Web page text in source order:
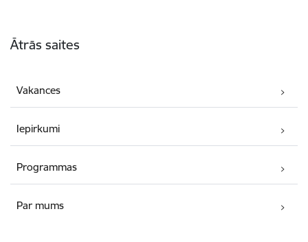
Ātrās saites
Vakances
Iepirkumi
Programmas
Par mums